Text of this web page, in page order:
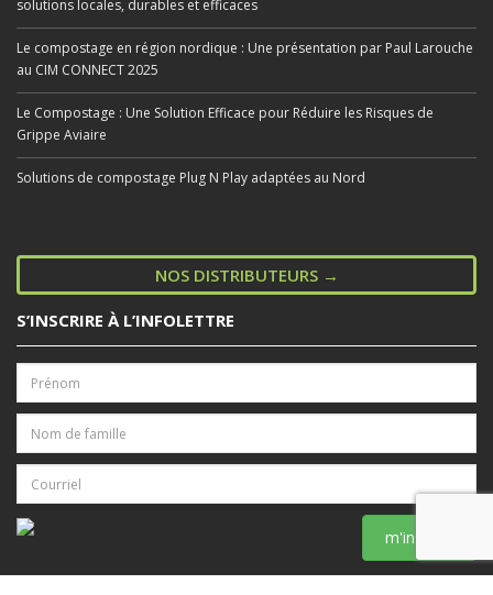
solutions locales, durables et efficaces
Le compostage en région nordique : Une présentation par Paul Larouche
au CIM CONNECT 2025
Le Compostage : Une Solution Efficace pour Réduire les Risques de
Grippe Aviaire
Solutions de compostage Plug N Play adaptées au Nord
NOS DISTRIBUTEURS →
S’INSCRIRE À L’INFOLETTRE
m'inscrire